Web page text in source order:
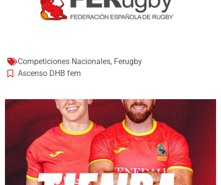
Competiciones Nacionales, Ferugby
Ascenso DHB fem